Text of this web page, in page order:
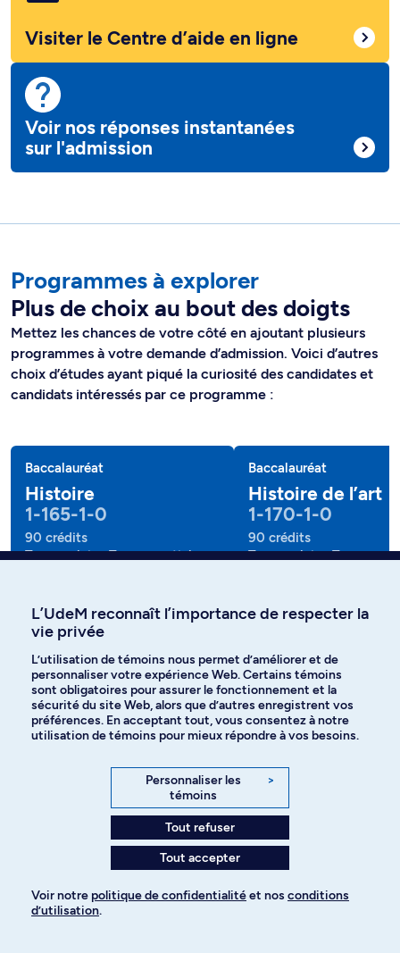
Visiter le Centre d’aide en ligne
Voir nos réponses instantanées
sur l'admission
Programmes à explorer
Plus de choix au bout des doigts
Mettez les chances de votre côté en ajoutant plusieurs
programmes à votre demande d’admission. Voici d’autres
choix d’études ayant piqué la curiosité des candidates et
candidats intéressés par ce programme :
Baccalauréat
Histoire
1-165-1-0
90 crédits
Temps plein , Temps partiel
Baccalauréat
Histoire de l’art
1-170-1-0
90 crédits
Temps plein , Temps
Explorez tous les programmes
Signaler un changement (usage interne)
L’UdeM reconnaît l’importance de respecter la
vie privée
L’utilisation de témoins nous permet d’améliorer et de
personnaliser votre expérience Web. Certains témoins
sont obligatoires pour assurer le fonctionnement et la
sécurité du site Web, alors que d’autres enregistrent vos
préférences. En acceptant tout, vous consentez à notre
utilisation de témoins pour mieux répondre à vos besoins.
Personnaliser les
témoins
>
Tout refuser
Tout accepter
Voir notre politique de confidentialitéet nos conditions
d’utilisation.